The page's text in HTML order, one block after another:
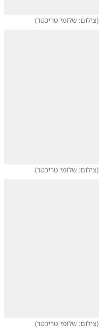
(צילום: שלומי טריכטר)
(צילום: שלומי טריכטר)
(צילום: שלומי טריכטר)